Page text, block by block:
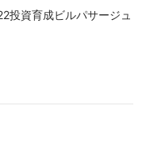
投資育成ビルパサージュ